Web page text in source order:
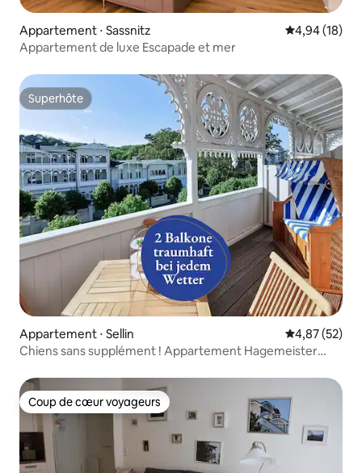
Appartement ⋅ Sassnitz Évaluation
4,94 (18)
Appartement de luxe Escapade et mer
Superhôte
Superhôte
Appartement ⋅ Sellin Évaluation
4,87 (52)
Chiens sans supplément ! Appartement Hagemeister
Coup de cœur voyageurs
Coup de cœur voyageurs